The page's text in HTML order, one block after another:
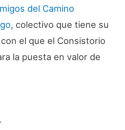
del Camino
, colectivo que tiene su
el que el Consistorio
la puesta en valor de